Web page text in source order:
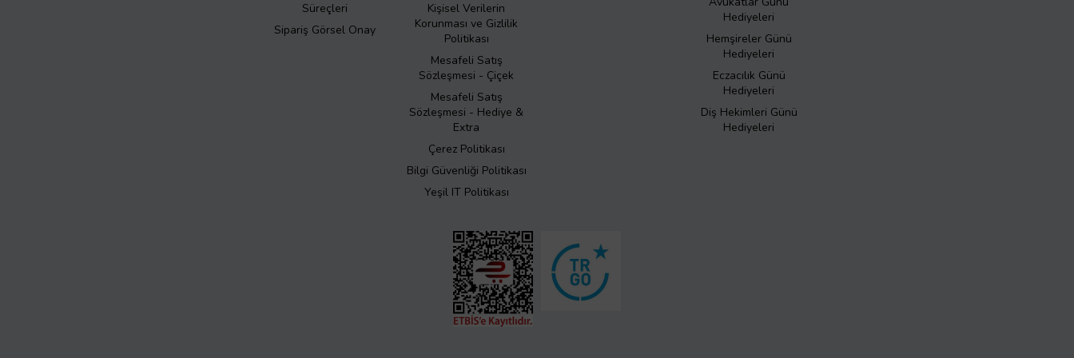
Süreçleri
Sipariş Görsel Onay
Kişisel Verilerin
Korunması ve Gizlilik
Politikası
Mesafeli Satış
Sözleşmesi - Çiçek
Mesafeli Satış
Sözleşmesi - Hediye &
Extra
Çerez Politikası
Bilgi Güvenliği Politikası
Yeşil IT Politikası
Hediyeleri
Hemşireler Günü
Hediyeleri
Eczacılık Günü
Hediyeleri
Diş Hekimleri Günü
Hediyeleri